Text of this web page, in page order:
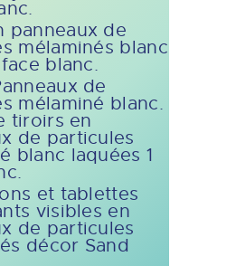
panneaux de
mélaminés blanc
blanc.
de
mélaminé blanc.
tiroirs en
de particules
blanc laquées 1
et tablettes
visibles en
de particules
décor Sand